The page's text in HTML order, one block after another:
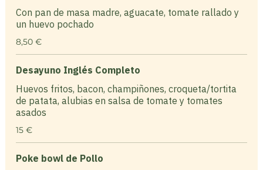
Con pan de masa madre, aguacate, tomate rallado y
un huevo pochado
8,50 €
Desayuno Inglés Completo
Huevos fritos, bacon, champiñones, croqueta/tortita
de patata, alubias en salsa de tomate y tomates
asados
15 €
Poke bowl de Pollo